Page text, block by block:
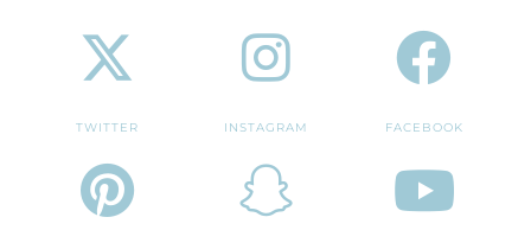
TWITTER INSTAGRAM FACEBOOK